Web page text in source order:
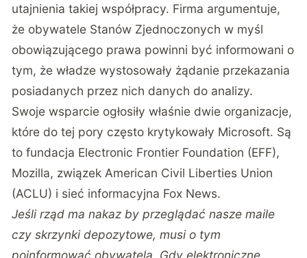
utajnienia takiej współpracy. Firma argumentuje,
że obywatele Stanów Zjednoczonych w myśl
obowiązującego prawa powinni być informowani o
tym, że władze wystosowały żądanie przekazania
posiadanych przez nich danych do analizy.
Swoje wsparcie ogłosiły właśnie dwie organizacje,
które do tej pory często krytykowały Microsoft. Są
to fundacja Electronic Frontier Foundation (EFF),
Mozilla, związek American Civil Liberties Union
(ACLU) i sieć informacyjna Fox News.
Jeśli rząd ma nakaz by przeglądać nasze maile
czy skrzynki depozytowe, musi o tym